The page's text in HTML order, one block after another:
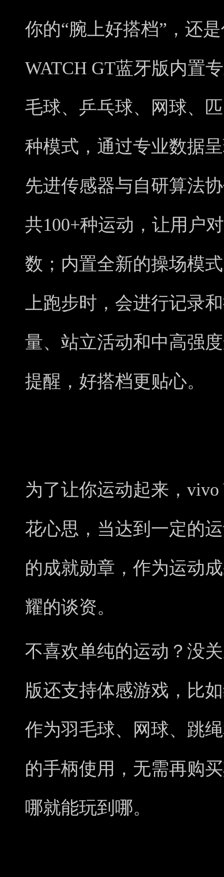
你的“腕上好搭档”，还
WATCH GT蓝牙版内置
毛球、乒乓球、网球、
种模式，通过专业数据
先进传感器与自研算法
共100+种运动，让用户
数；内置全新的操场模
上跑步时，会进行记录
量、站立活动和中高强
提醒，好搭档更贴心。
为了让你运动起来，
花心思，当达到一定的
的成就勋章，作为运动
耀的谈资。
不喜欢单纯的运动？没
版还支持体感游戏，比
作为羽毛球、网球、跳
的手柄使⽤，⽆需再购
哪就能玩到哪。